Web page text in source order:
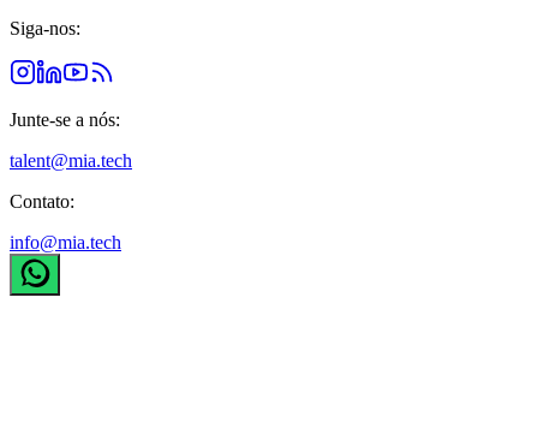
Siga-nos:
Junte-se a nós:
talent@mia.tech
Contato:
info@mia.tech